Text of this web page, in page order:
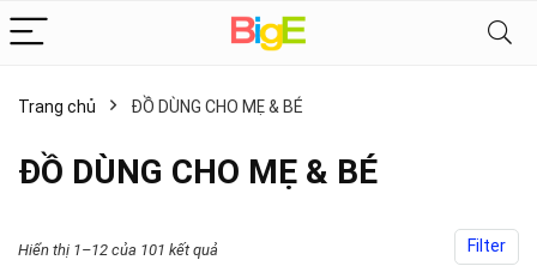
Trang chủ ĐỒ DÙNG CHO MẸ & BÉ
ĐỒ DÙNG CHO MẸ & BÉ
Filter
Hiển thị 1–12 của 101 kết quả